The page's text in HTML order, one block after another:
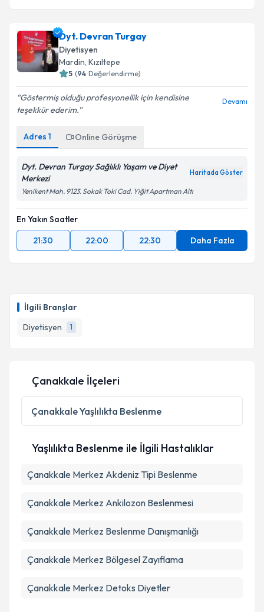
İlgili Branşlar
Diyetisyen
1
Dyt. Devran Turgay
Diyetisyen
Mardin, Kızıltepe
( Değerlendirme)
Göstermiş olduğu profesyonellik için kendisine
teşekkür ederim.
Adres 1 Online Görüşme
Dyt. Devran Turgay Sağlıklı Yaşam ve Diyet
Merkezi
Yenikent Mah. 9123. Sokak Toki Cad. Yiğit Apartman Altı
En Yakın Saatler
21:30
22:00 22:30 Daha Fazla
Çanakkale İlçeleri
Çanakkale Yaşlılıkta Beslenme
Yaşlılıkta Beslenme ile İlgili Hastalıklar
Çanakkale Merkez Akdeniz Tipi Beslenme
Çanakkale Merkez Ankilozon Beslenmesi
Çanakkale Merkez Beslenme Danışmanlığı
Çanakkale Merkez Bölgesel Zayıflama
Çanakkale Merkez Detoks Diyetler